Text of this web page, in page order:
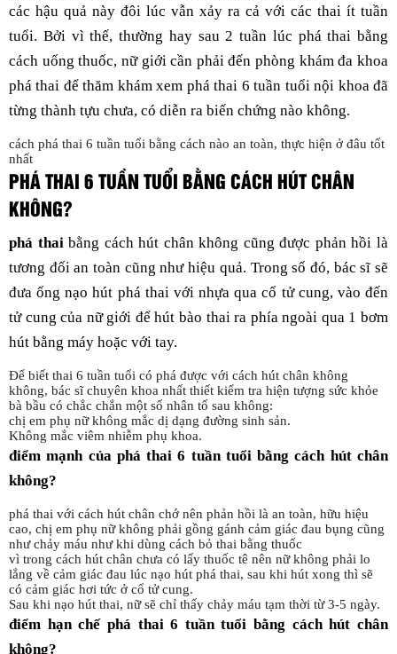
các hậu quả này đôi lúc vẫn xảy ra cả với các thai ít tuần
tuổi. Bởi vì thế, thường hay sau 2 tuần lúc phá thai bằng
cách uống thuốc, nữ giới cần phải đến phòng khám đa khoa
phá thai để thăm khám xem phá thai 6 tuần tuổi nội khoa đã
từng thành tựu chưa, có diễn ra biến chứng nào không.
cách phá thai 6 tuần tuổi bằng cách nào an toàn, thực hiện ở đâu tốt
nhất
PHÁ THAI 6 TUẦN TUỔI BẰNG CÁCH HÚT CHÂN
KHÔNG?
phá thaibằng cách hút chân không cũng được phản hồi là
tương đối an toàn cũng như hiệu quả. Trong số đó, bác sĩ sẽ
đưa ống nạo hút phá thai với nhựa qua cổ tử cung, vào đến
tử cung của nữ giới để hút bào thai ra phía ngoài qua 1 bơm
hút bằng máy hoặc với tay.
Để biết thai 6 tuần tuổi có phá được với cách hút chân không
không, bác sĩ chuyên khoa nhất thiết kiểm tra hiện tượng sức khỏe
bà bầu có chắc chắn một số nhân tố sau không:
chị em phụ nữ không mắc dị dạng đường sinh sản.
Không mắc viêm nhiễm phụ khoa.
điểm mạnh của phá thai 6 tuần tuổi bằng cách hút chân
không?
phá thai với cách hút chân chớ nên phản hồi là an toàn, hữu hiệu
cao, chị em phụ nữ không phải gồng gánh cảm giác đau bụng cũng
như chảy máu như khi dùng cách bỏ thai bằng thuốc
vì trong cách hút chân chưa có lấy thuốc tê nên nữ không phải lo
lắng về cảm giác đau lúc nạo hút phá thai, sau khi hút xong thì sẽ
có cảm giác hơi tức ở cổ tử cung.
Sau khi nạo hút thai, nữ sẽ chỉ thấy chảy máu tạm thời từ 3-5 ngày.
điểm hạn chế phá thai 6 tuần tuổi bằng cách hút chân
không?